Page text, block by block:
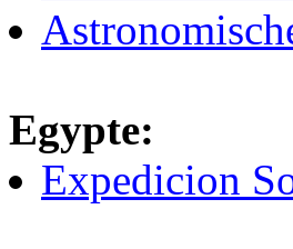
Egypte:
Expedicion